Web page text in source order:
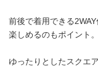
前後で着用できる
楽しめるのもポイント。
ゆったりとしたスクエ